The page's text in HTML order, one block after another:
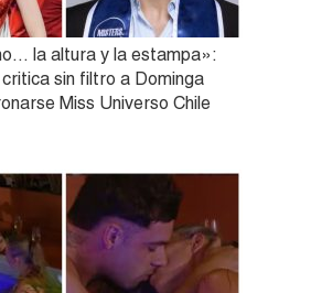
la altura y la estampa»:
sin filtro a Dominga
Miss Universo Chile